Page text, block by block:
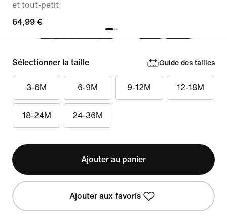
et tout-petit
64,99 €
Sélectionner la taille Guide des tailles
3-6M 6-9M 9-12M 12-18M
18-24M 24-36M
Ajouter au panier
Ajouter aux favoris